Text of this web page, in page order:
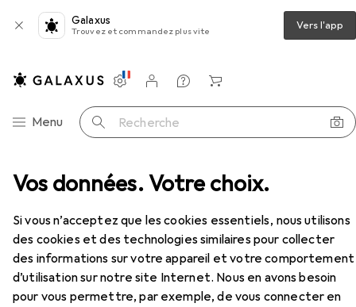
Vos données. Votre choix.
Si vous n’acceptez que les cookies essentiels, nous utilisons
des cookies et des technologies similaires pour collecter
des informations sur votre appareil et votre comportement
d’utilisation sur notre site Internet. Nous en avons besoin
pour vous permettre, par exemple, de vous connecter en
Galaxus
Trouvez et commandez plus vite Vers l'app
Navigation par catégorie
Menu Recherche
Paramètres
Compte client
Listes de comparaison
Listes d'envies
Panier
Hafi Garnitures de béquilles FlushLine 209/870
Hafi Garnitures de béquilles FlushLine
209/870
Garniture de porte